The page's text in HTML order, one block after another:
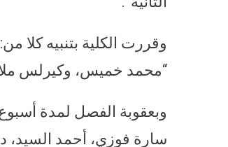
وقررت الكلية بتنبيه كلا
“محمد خميس، وكيرلس
وبعقوبة الفصل لمدة
سارة فوزي، أحمد السيد،